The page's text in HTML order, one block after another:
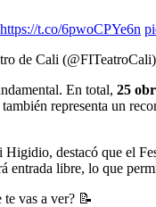
https://t.co/6pwoCPYe6n
de Cali (@FITeatroCali)
En total, 25
representa un
destacó que el
entrada libre, lo que
te vas a ver? 📝